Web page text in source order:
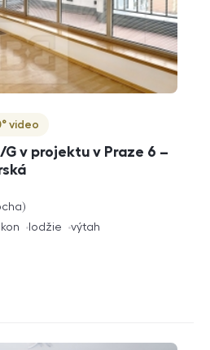
v projektu v Praze 6 –
video
lodžie výtah